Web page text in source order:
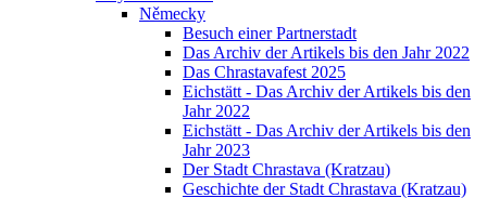
Německy
Besuch einer Partnerstadt
Das Archiv der Artikels bis den Jahr 2022
Das Chrastavafest 2025
Eichstätt - Das Archiv der Artikels bis den
Jahr 2022
Eichstätt - Das Archiv der Artikels bis den
Jahr 2023
Der Stadt Chrastava (Kratzau)
Geschichte der Stadt Chrastava (Kratzau)